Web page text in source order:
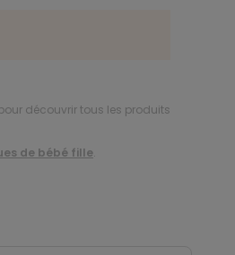
découvrir tous les produits
de bébé fille.